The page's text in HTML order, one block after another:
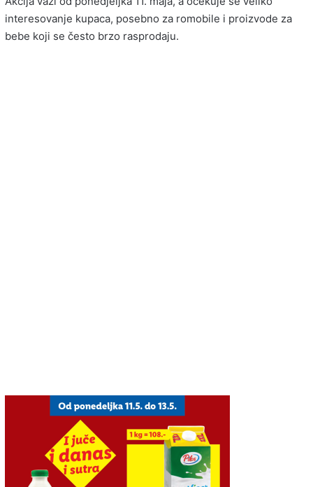
interesovanje kupaca, posebno za romobile i proizvode za
bebe koji se često brzo rasprodaju.